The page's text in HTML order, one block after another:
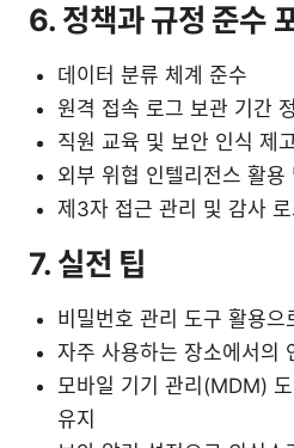
6. 정책과 규정 준수
데이터 분류 체계 준수
원격 접속 로그 보관 기간
직원 교육 및 보안 인식 제
외부 위협 인텔리전스 활용
제3자 접근 관리 및 감사
7. 실전 팁
비밀번호 관리 도구 활용으
자주 사용하는 장소에서의
모바일 기기 관리(MDM)
유지